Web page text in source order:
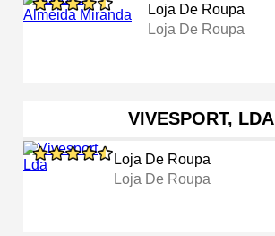
Loja De Roupa
Loja De Roupa
VIVESPORT, LDA
Loja De Roupa
Loja De Roupa